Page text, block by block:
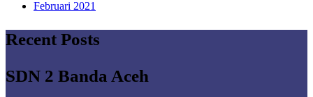
Februari 2021
Recent Posts
SDN 2 Banda Aceh